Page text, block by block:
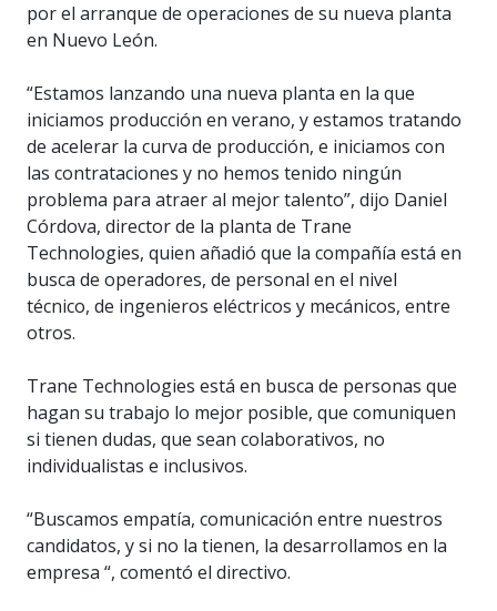
por el arranque de operaciones de su nueva planta
en Nuevo León.
“Estamos lanzando una nueva planta en la que
iniciamos producción en verano, y estamos tratando
de acelerar la curva de producción, e iniciamos con
las contrataciones y no hemos tenido ningún
problema para atraer al mejor talento”, dijo Daniel
Córdova, director de la planta de Trane
Technologies, quien añadió que la compañía está en
busca de operadores, de personal en el nivel
técnico, de ingenieros eléctricos y mecánicos, entre
otros.
Trane Technologies está en busca de personas que
hagan su trabajo lo mejor posible, que comuniquen
si tienen dudas, que sean colaborativos, no
individualistas e inclusivos.
“Buscamos empatía, comunicación entre nuestros
candidatos, y si no la tienen, la desarrollamos en la
empresa “, comentó el directivo.